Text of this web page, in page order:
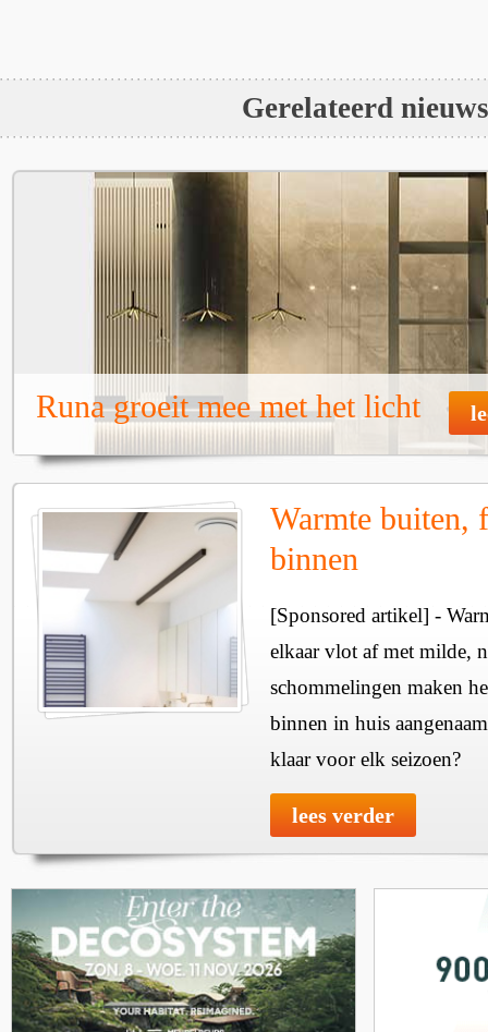
Gerelateerd nieuws
Runa groeit mee met het licht
Warmte buiten,
binnen
[Sponsored artikel] -
elkaar vlot af met milde,
schommelingen maken
binnen in huis
klaar voor elk seizoen?
lees verder